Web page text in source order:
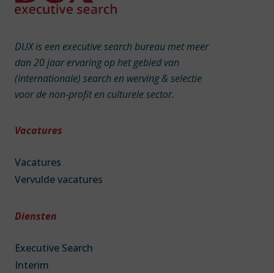
DUX is een executive search bureau met meer
dan 20 jaar ervaring op het gebied van
(internationale) search en werving & selectie
voor de non-profit en culturele sector.
Vacatures
Vacatures
Vervulde vacatures
Diensten
Executive Search
Interim